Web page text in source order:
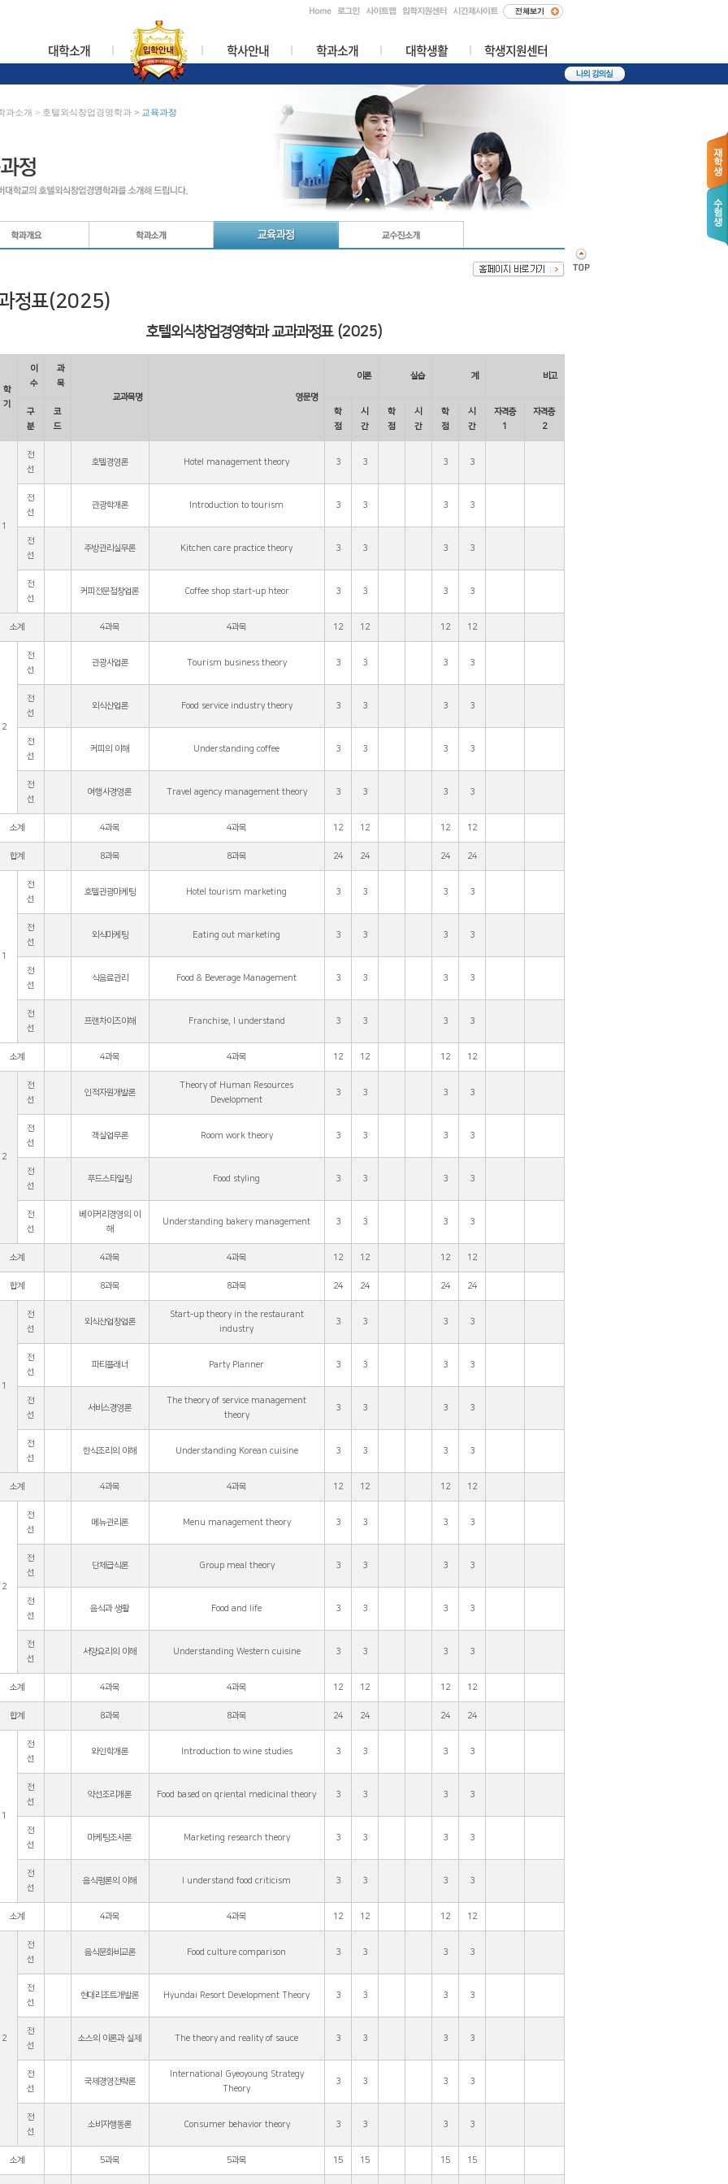
대학소개 학사안내 학과소개 대학생활 학생지원센터
과소개 >호텔외식창업경영학과 > 교육과정
정표(2025)
호텔외식창업경영학과 교과과정표 (2025)
학
기
이
수
과
목
교과목명
영문명
이론 실습 계 비고
구
분
코
드
학
점
시
간
학
점
시
간
학
점
시
간
자격증
1
자격증
2
1
전
선
호텔경영론 Hotel management theory 3 3 3 3
전
선
관광학개론 Introduction to tourism 3 3 3 3
전
선
주방관리실무론 Kitchen care practice theory 3 3 3 3
전
선
커피전문점창업론 Coffee shop start-up hteor 3 3 3 3
소계 4과목 4과목 12 12 12 12
2
전
선
관광사업론 Tourism business theory 3 3 3 3
전
선
외식산업론 Food service industry theory 3 3 3 3
전
선
커피의 이해 Understanding coffee 3 3 3 3
전
선
여행사경영론 Travel agency management theory 3 3 3 3
소계 4과목 4과목 12 12 12 12
합계 8과목 8과목 24 24 24 24
1
전
선
호텔관광마케팅 Hotel tourism marketing 3 3 3 3
전
선
외식마케팅 Eating out marketing 3 3 3 3
전
선
식음료관리 Food & Beverage Management 3 3 3 3
전
선
프랜차이즈이해 Franchise, I understand 3 3 3 3
소계 4과목 4과목 12 12 12 12
2
전
선
인적자원개발론
Theory of Human Resources
Development
3 3 3 3
전
선
객실업무론 Room work theory 3 3 3 3
전
선
푸드스타일링 Food styling 3 3 3 3
전
선
베이커리경영의 이
해
Understanding bakery management 3 3 3 3
소계 4과목 4과목 12 12 12 12
합계 8과목 8과목 24 24 24 24
1
전
선
외식산업창업론
Start-up theory in the restaurant
industry
3 3 3 3
전
선
파티플래너 Party Planner 3 3 3 3
전
선
서비스경영론
The theory of service management
theory
3 3 3 3
전
선
한식조리의 이해 Understanding Korean cuisine 3 3 3 3
소계 4과목 4과목 12 12 12 12
2
전
선
메뉴관리론 Menu management theory 3 3 3 3
전
선
단체급식론 Group meal theory 3 3 3 3
전
선
음식과 생활 Food and life 3 3 3 3
전
선
서양요리의 이해 Understanding Western cuisine 3 3 3 3
소계 4과목 4과목 12 12 12 12
합계 8과목 8과목 24 24 24 24
1
전
선
와인학개론 Introduction to wine studies 3 3 3 3
전
선
약선조리개론 Food based on qriental medicinal theory 3 3 3 3
전
선
마케팅조사론 Marketing research theory 3 3 3 3
전
선
음식평론의 이해 I understand food criticism 3 3 3 3
소계 4과목 4과목 12 12 12 12
2
전
선
음식문화비교론 Food culture comparison 3 3 3 3
전
선
현대리조트개발론 Hyundai Resort Development Theory 3 3 3 3
전
선
소스의 이론과 실제 The theory and reality of sauce 3 3 3 3
전
선
국제경영전략론
International Gyeoyoung Strategy
Theory
3 3 3 3
전
선
소비자행동론 Consumer behavior theory 3 3 3 3
소계 5과목 5과목 15 15 15 15